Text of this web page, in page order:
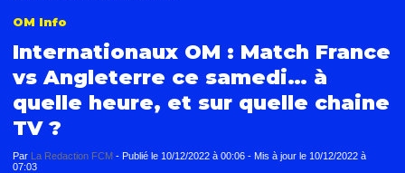
OM Info
Internationaux OM : Match France
vs Angleterre ce samedi… à
quelle heure, et sur quelle chaine
TV ?
Par La Redaction FCM - Publié le 10/12/2022 à 00:06 - Mis à jour le 10/12/2022 à
07:03